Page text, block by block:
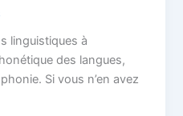
linguistiques à
des langues,
Si vous n’en avez